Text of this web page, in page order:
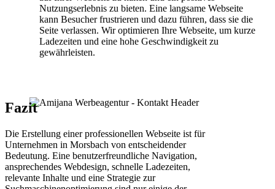
Nutzungserlebnis zu bieten. Eine langsame Webseite
kann Besucher frustrieren und dazu führen, dass sie die
Seite verlassen. Wir optimieren Ihre Webseite, um kurze
Ladezeiten und eine hohe Geschwindigkeit zu
gewährleisten.
Fazit
Die Erstellung einer professionellen Webseite ist für
Unternehmen in Morsbach von entscheidender
Bedeutung. Eine benutzerfreundliche Navigation,
ansprechendes Webdesign, schnelle Ladezeiten,
relevante Inhalte und eine Strategie zur